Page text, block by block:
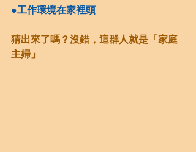
●工作環境在家裡頭
猜出來了嗎？沒錯，這群人就是「家庭
主婦」